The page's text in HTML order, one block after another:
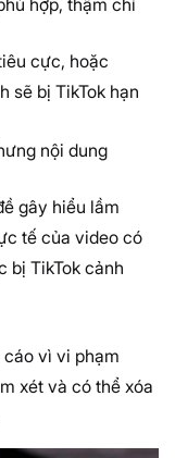
hợp, thậm chí
cực, hoặc
sẽ bị TikTok hạn
nội dung
gây hiểu lầm
tế của video có
bị TikTok cảnh
vì vi phạm
xét và có thể xóa